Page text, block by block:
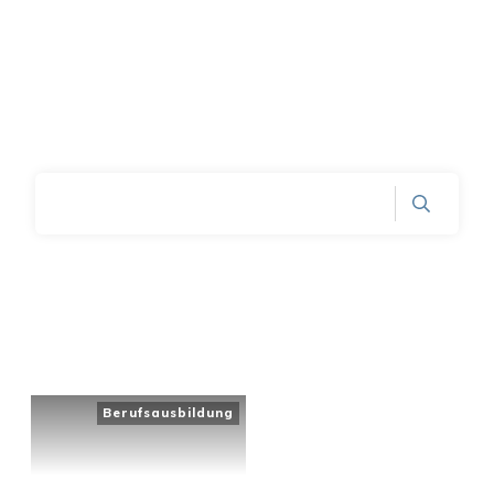
Berufsausbildung